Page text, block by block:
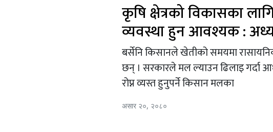
कृषि क्षेत्रको विकासका
व्यवस्था हुन आवश्यक :
बर्सेनि किसानले खेतीको समयमा
छन् । सरकारले मल ल्याउन ढिलाइ गर्दा
रोप्न व्यस्त हुनुपर्ने किसान मलका
असार २०, २०८०